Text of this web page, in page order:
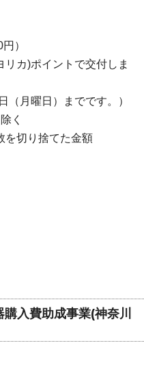
）
カ)ポイントで交付しま
（月曜日）までです。）
く
を切り捨てた金額
入費助成事業(神奈川